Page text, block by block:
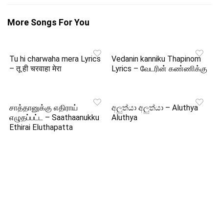
More Songs For You
Tu hi charwaha mera Lyrics
– तू ही चरवाहा मेरा
Vedanin kanniku Thapinom
Lyrics – வேடரின் கண்ணிக்கு
சாத்தானுக்கு எதிராய்
எழுதப்பட்ட – Saathaanukku
Ethirai Eluthapatta
අලුත්යා අලුත්යා – Aluthya
Aluthya